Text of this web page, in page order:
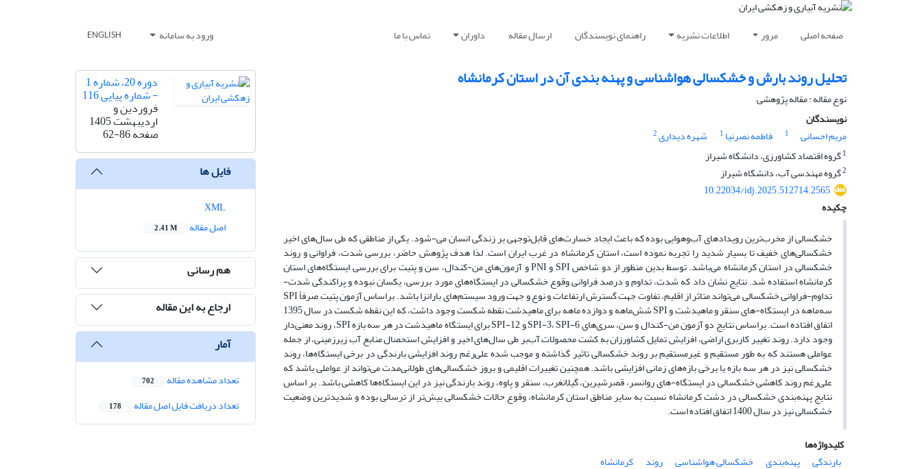
صفحه اصلی مرور اطلاعات نشریه راهنمای نویسندگان ارسال مقاله داوران تماس با ما ورود به سامانه ENGLISH
تحلیل روند بارش و خشکسالی هواشناسی و پهنه بندی آن در استان کرمانشاه
نوع مقاله : مقاله پژوهشی
نویسندگان
مریم احسانی
1 فاطمه نصرنیا 1 شهره دیداری2
1گروه اقتصاد کشاورزی، دانشگاه شیراز
2گروه مهندسی آب، دانشگاه شیراز
10.22034/idj.2025.512714.2565
چکیده
خشکسالی از مخرب‌ترین رویدادهای آب‌وهوایی بوده که باعث ایجاد خسارت‌های قابل‌توجهی بر زندگی انسان می-شود. یکی از مناطقی که طی سال‌های اخیر
خشکسالی‌های خفیف تا بسیار شدید را تجربه نموده است، استان کرمانشاه در غرب ایران است. لذا هدف پژوهش حاضر، بررسی شدت، فراوانی و روند
خشکسالی در استان کرمانشاه می‌باشد. توسط بدین منظور از دو شاخص SPI و PNI و آزمون‌های من-کندال، سن و پتیت برای بررسی ایستگاه‌های استان
کرمانشاه استفاده شد. نتایج نشان داد که شدت، تداوم و درصد فراوانی وقوع خشکسالی در ایستگاه‌های مورد بررسی، یکسان نبوده و پراکندگی شدت-
تداوم-فراوانی خشکسالی می‌تواند متاثر از اقلیم، تفاوت جهت گسترش ارتفاعات و نوع و جهت ورود سیستم‌های بارانزا باشد. براساس آزمون پتیت صرفاً SPI
سه‌ماهه در ایستگاه-های سنقر و ماهیدشت و SPI شش‌ماهه و دوازده ماهه برای ماهیدشت نقطه شکست وجود داشت، که این نقطه شکست در سال 1395
اتفاق افتاده است. براساس نتایج دو آزمون من-کندال و سن، سری‌های SPI-3، SPI-6 و SPI-12 برای ایستگاه ماهیدشت در هر سه بازه SPI، روند معنی‌دار
وجود دارد. روند تغییر کاربری اراضی، افزایش تمایل کشاورزان به کشت محصولات آب‌بر طی سال‌های اخیر و افزایش استحصال منابع آب زیرزمینی، از جمله
عواملی هستند که به طور مستقیم و غیرمستقیم بر روند خشکسالی تاثیر گذاشته و موجب شده علی‌رغم روند افزایشی بارندگی در برخی ایستگاه‌ها، روند
خشکسالی نیز در هر سه بازه یا برخی بازه‌های زمانی افزایشی باشد. همچنین تغییرات اقلیمی و بروز خشکسالی‌های طولانی‌مدت می‌تواند از عواملی باشد که
علی‌رغم روند کاهشی خشکسالی در ایستگاه-های روانسر، قصرشیرین، گیلانغرب، سنقر و پاوه، روند بارندگی نیز در این ایستگاه‌ها کاهشی باشد. بر اساس
نتایج پهنه‌بندی خشکسالی در دشت کرمانشاه نسبت به سایر مناطق استان کرمانشاه، وقوع حالات خشکسالی بیش‌تر از ترسالی بوده و شدیدترین وضعیت
خشکسالی نیز در سال 1400 اتفاق افتاده است.
کلیدواژه‌ها
بارندگی
پهنه‌بندی خشکسالی هواشناسی روند کرمانشاه
دوره 20، شماره 1
- شماره پیاپی 116
فروردین و
اردیبهشت 1405
صفحه62-86
فایل ها
اصل مقاله
2.41 M
هم رسانی
ارجاع به این مقاله
آمار
تعداد مشاهده مقاله 702
تعداد دریافت فایل اصل مقاله 178